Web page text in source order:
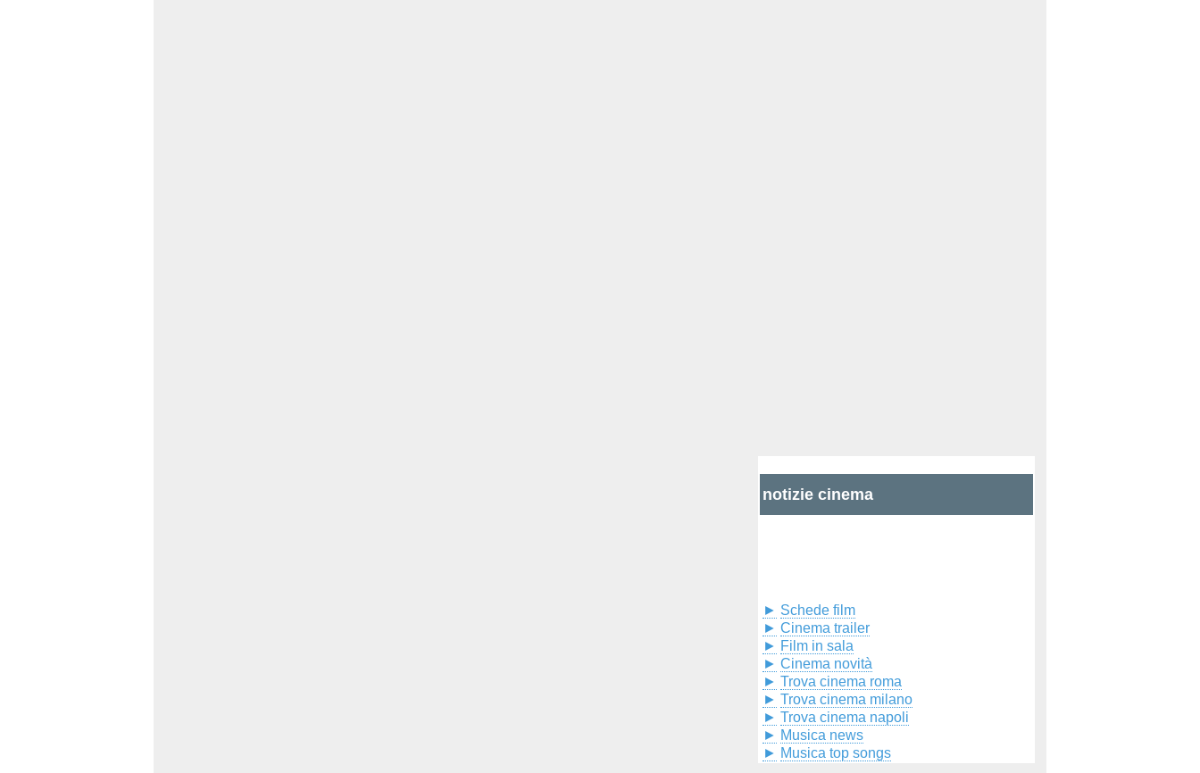
notizie cinema
► Schede film
► Cinema trailer
► Film in sala
► Cinema novità
► Trova cinema roma
► Trova cinema milano
► Trova cinema napoli
► Musica news
► Musica top songs